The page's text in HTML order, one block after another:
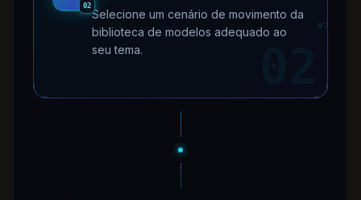
02
02
Selecione um cenário de movimento da
biblioteca de modelos adequado ao
seu tema.